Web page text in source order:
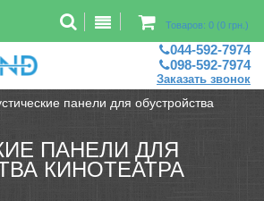
рассчет помещений
Товаров: 0 (0 грн.)
044-592-7974
098-592-7974
Заказать звонок
панели для обустройства
ПАНЕЛИ ДЛЯ
КИНОТЕАТРА